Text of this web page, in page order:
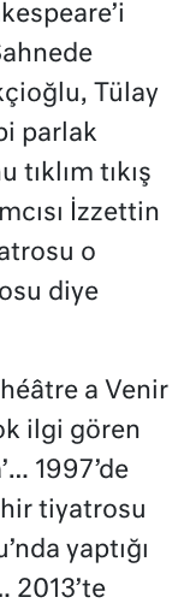
Tülay
parlak
tıkış
İzzettin
o
diye
a Venir
ilgi gören
1997’de
tiyatrosu
yaptığı
2013’te